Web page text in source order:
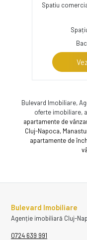
Spatiu
Bulevard Imobiliare,
oferte imobiliare,
apartamente de
Cluj-Napoca,
apartamente de
Bulevard Imobiliare
Agenție imobiliară Cluj-
0724 639 991